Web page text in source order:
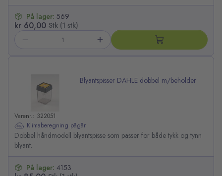
kr 60,00 Stk (1 stk)
På lager: 569
Blyantspisser DAHLE dobbel m/beholder
Varenr.: 322051
Klimaberegning pågår
Dobbel håndmodell blyantspisse som passer for både tykk og tynn
blyant.
På lager: 4153